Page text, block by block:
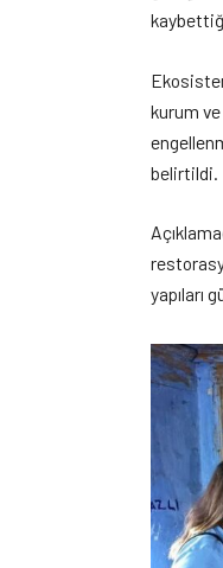
kurum
belirtildi.
yapıları